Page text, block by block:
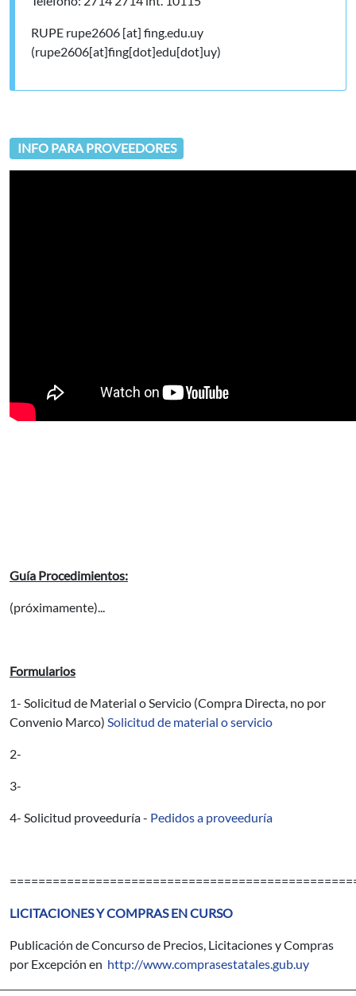
RUPE rupe2606 [at] fing.edu.uy
(rupe2606[at]fing[dot]edu[dot]uy)
INFO PARA PROVEEDORES
Guía Procedimientos:
(próximamente)...
Formularios
1- Solicitud de Material o Servicio (Compra Directa, no por
Convenio Marco) Solicitud de material o servicio
2-
3-
4- Solicitud proveeduría - Pedidos a proveeduría
LICITACIONES Y COMPRAS EN CURSO
Publicación de Concurso de Precios, Licitaciones y Compras
por Excepción en http://www.comprasestatales.gub.uy